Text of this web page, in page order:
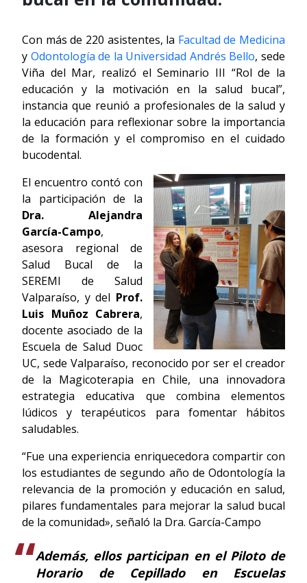
Con más de 220 asistentes, la Facultad de Medicina
y Odontología de la Universidad Andrés Bello, sede
Viña del Mar, realizó el Seminario III “Rol de la
educación y la motivación en la salud bucal”,
instancia que reunió a profesionales de la salud y
la educación para reflexionar sobre la importancia
de la formación y el compromiso en el cuidado
bucodental.
El encuentro contó con
la participación de la
Dra. Alejandra
García-Campo,
asesora regional de
Salud Bucal de la
SEREMI de Salud
Valparaíso, y del Prof.
Luis Muñoz Cabrera,
docente asociado de la
Escuela de Salud Duoc
UC, sede Valparaíso, reconocido por ser el creador
de la Magicoterapia en Chile, una innovadora
estrategia educativa que combina elementos
lúdicos y terapéuticos para fomentar hábitos
saludables.
“Fue una experiencia enriquecedora compartir con
los estudiantes de segundo año de Odontología la
relevancia de la promoción y educación en salud,
pilares fundamentales para mejorar la salud bucal
de la comunidad», señaló la Dra. García-Campo
Además, ellos participan en el Piloto de
Horario de Cepillado en Escuelas